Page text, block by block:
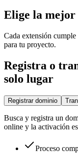
Elige la mejor
Cada extensión
para tu proyecto.
Registra o
solo lugar
Registrar dominio
Busca y registra un
online y la activación
Proceso